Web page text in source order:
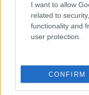
I want to allow
related to
functionality and
user protection.
CONFIRM